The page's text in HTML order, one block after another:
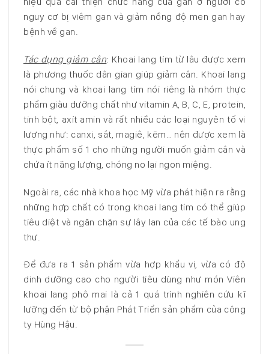
nguy cơ bị viêm gan và giảm nồng độ men gan hay
bệnh về gan.
Tác dụng giảm cân: Khoai lang tím từ lâu được xem
là phương thuốc dân gian giúp giảm cân. Khoai lang
nói chung và khoai lang tím nói riêng là nhóm thực
phẩm giàu dưỡng chất như vitamin A, B, C, E, protein,
tinh bột, axít amin và rất nhiều các loại nguyên tố vi
lượng như: canxi, sắt, magiê, kẽm… nên được xem là
thực phẩm số 1 cho những người muốn giảm cân và
chứa ít năng lượng, chóng no lại ngon miệng.
Ngoài ra, các nhà khoa học Mỹ vừa phát hiện ra rằng
những hợp chất có trong khoai lang tím có thể giúp
tiêu diệt và ngăn chặn sự lây lan của các tế bào ung
thư.
Để đưa ra 1 sản phẩm vừa hợp khẩu vị, vừa có độ
dinh dưỡng cao cho người tiêu dùng như món Viên
khoai lang phô mai là cả 1 quá trình nghiên cứu kĩ
lưỡng đến từ bộ phận Phát Triển sản phẩm của công
ty Hùng Hậu.